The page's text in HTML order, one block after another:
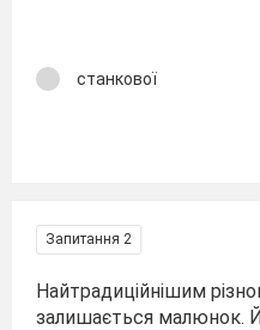
станкової
Запитання 2
Найтрадиційнішим
залишається малюнок.